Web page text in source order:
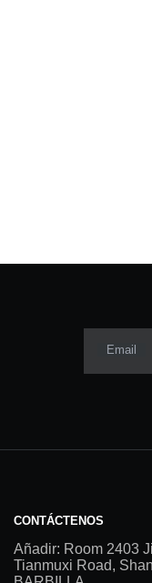
Email
CONTÁCTENOS
Añadir: Room 2403
Tianmuxi Road,